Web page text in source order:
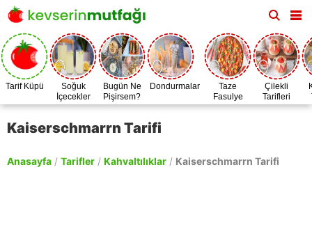
Tarif Küpü
Soğuk
İçecekler
Bugün Ne
Pişirsem?
Dondurmalar
Taze
Fasulye
Zamanı
Çilekli
Tarifleri
Kaiserschmarrn Tarifi
Anasayfa / Tarifler / Kahvaltılıklar / Kaiserschmarrn Tarifi